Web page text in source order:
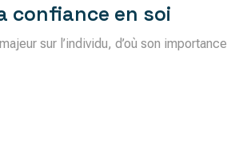
confiance en soi
sur l’individu, d’où son